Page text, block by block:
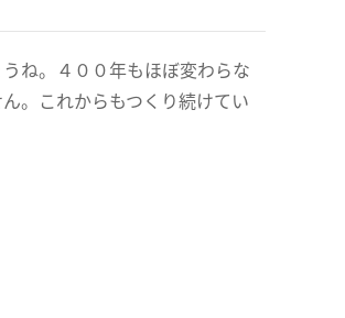
ね。４００年もほぼ変わらな
。これからもつくり続けてい